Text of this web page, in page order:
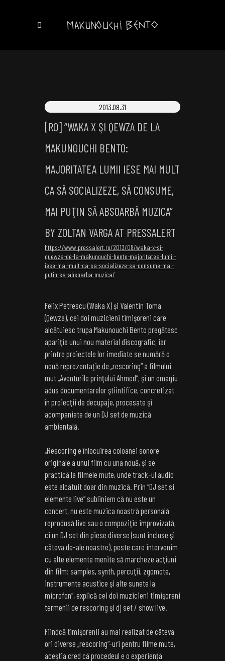
2013.08.31
[RO] “WAKA X ŞI QEWZA DE LA
MAKUNOUCHI BENTO:
MAJORITATEA LUMII IESE MAI MULT
CA SĂ SOCIALIZEZE, SĂ CONSUME,
MAI PUŢIN SĂ ABSOARBĂ MUZICA”
BY ZOLTAN VARGA AT PRESSALERT
https://www.pressalert.ro/2013/08/waka-x-si-
quewza-de-la-makunouchi-bento-majoritatea-lumii-
iese-mai-mult-ca-sa-socializeze-sa-consume-mai-
putin-sa-absoarba-muzica/
Felix Petrescu (Waka X) şi Valentin Toma
(Qewza), cei doi muzicieni timişoreni care
alcătuiesc trupa Makunouchi Bento pregătesc
apariţia unui nou material discografic, iar
printre proiectele lor imediate se numără o
nouă reprezentaţie de „rescoring“ a filmului
mut „Aventurile prinţului Ahmed”, şi un omagiu
adus documentarelor ştiintifice, concretizat
în proiecţii de decupaje, procesate şi
acompaniate de un DJ set de muzică
ambientală.
„Rescoring e înlocuirea coloanei sonore
originale a unui film cu una nouă, şi se
practică la filmele mute, unde track-ul audio
este alcătuit doar din muzică. Prin “DJ set si
elemente live” subliniem că nu este un
concert, nu este muzica noastră personală
reprodusă live sau o compoziţie improvizată,
ci un DJ set din piese diverse (sunt incluse şi
câteva de-ale noastre), peste care intervenim
cu alte elemente menite să marcheze acţiuni
din film: samples, synth, percuţii, zgomote,
instrumente acustice şi alte sunete la
microfon“, explică cei doi muzicieni timişoreni
termenii de rescoring şi dj set / show live.
Fiindcă timişorenii au mai realizat de câteva
ori diverse „rescoring“-uri pentru filme mute,
aceştia cred că procedeul e o experienţă